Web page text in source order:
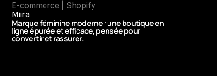
E-commerce | Shopify
Miira
Marque féminine moderne : une boutique en
ligne épurée et efficace, pensée pour
convertir et rassurer.